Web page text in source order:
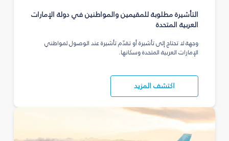
التأشيرة مطلوبة للمقيمين والمواطنين في دولة الإمارات
العربية المتحدة
وجهة لا تحتاج إلى تأشيرة أو تقدّم تأشيرة عند الوصول لمواطني
الإمارات العربية المتحدة وسكانها.
اكتشف المزيد